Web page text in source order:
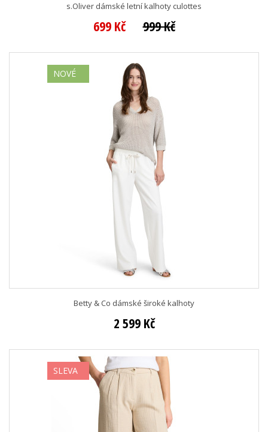
s.Oliver dámské letní kalhoty culottes
699 Kč 999 Kč
NOVÉ
Betty & Co dámské široké kalhoty
2 599 Kč
SLEVA